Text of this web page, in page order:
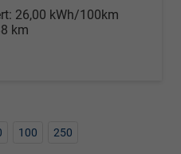
26,00 kWh/100km
km
100 250